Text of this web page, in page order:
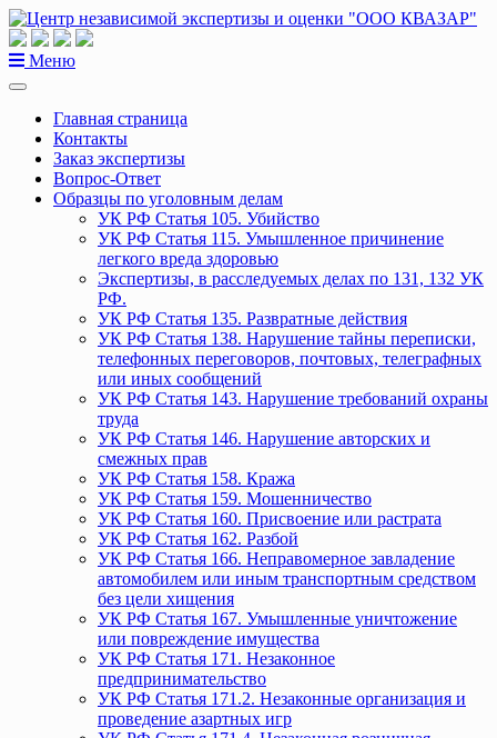
Перейти
к
содержанию
Меню
Главная страница
Контакты
Заказ экспертизы
Вопрос-Ответ
Образцы по уголовным делам
УК РФ Статья 105. Убийство
УК РФ Статья 115. Умышленное причинение
легкого вреда здоровью
Экспертизы, в расследуемых делах по 131, 132 УК
РФ.
УК РФ Статья 135. Развратные действия
УК РФ Статья 138. Нарушение тайны переписки,
телефонных переговоров, почтовых, телеграфных
или иных сообщений
УК РФ Статья 143. Нарушение требований охраны
труда
УК РФ Статья 146. Нарушение авторских и
смежных прав
УК РФ Статья 158. Кража
УК РФ Статья 159. Мошенничество
УК РФ Статья 160. Присвоение или растрата
УК РФ Статья 162. Разбой
УК РФ Статья 166. Неправомерное завладение
автомобилем или иным транспортным средством
без цели хищения
УК РФ Статья 167. Умышленные уничтожение
или повреждение имущества
УК РФ Статья 171. Незаконное
предпринимательство
УК РФ Статья 171.2. Незаконные организация и
проведение азартных игр